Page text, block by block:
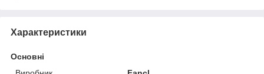
Характеристики
Основні